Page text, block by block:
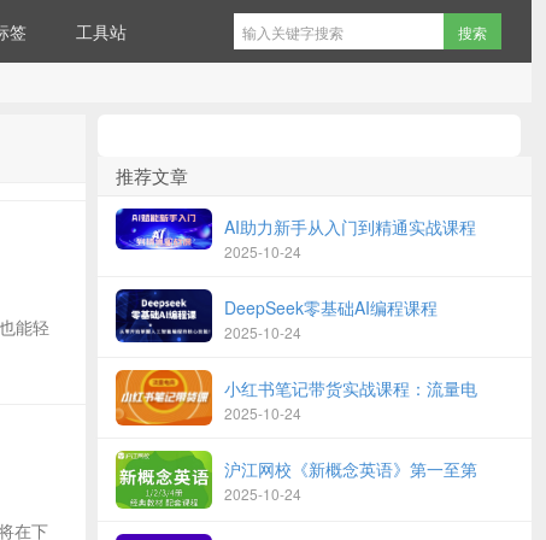
签 工具站
能轻
在下
推荐文章
AI助力新手从入门到精通实战课程
2025-10-24
DeepSeek零基础AI编程课程
2025-10-24
小红书笔记带货实战课程：流量电
2025-10-24
沪江网校《新概念英语》第一至第
2025-10-24